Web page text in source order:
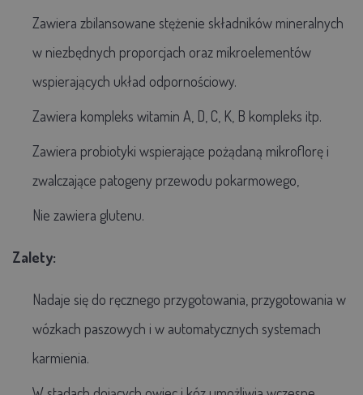
Zawiera zbilansowane stężenie składników mineralnych
w niezbędnych proporcjach oraz mikroelementów
wspierających układ odpornościowy.
Zawiera kompleks witamin A, D, C, K, B kompleks itp.
Zawiera probiotyki wspierające pożądaną mikroflorę i
zwalczające patogeny przewodu pokarmowego,
Nie zawiera glutenu.
Zalety:
Nadaje się do ręcznego przygotowania, przygotowania w
wózkach paszowych i w automatycznych systemach
karmienia.